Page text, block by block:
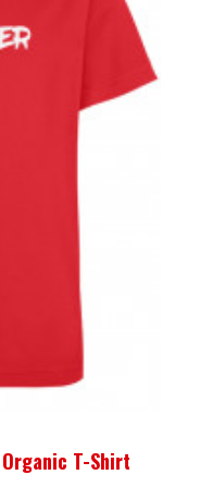
T-Shirt